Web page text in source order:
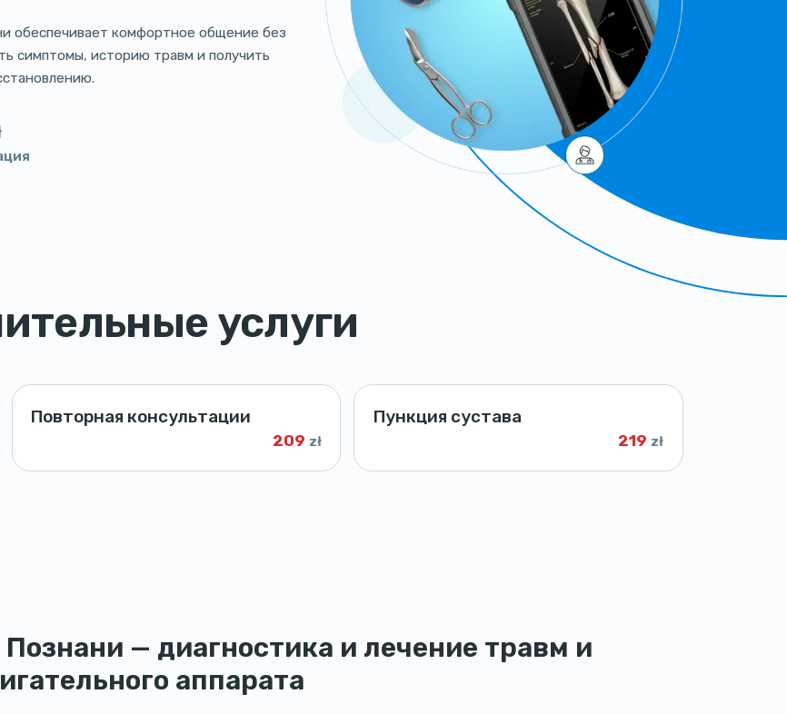
обеспечивает комфортное общение без
симптомы, историю травм и получить
услуги
Повторная консультации
209 zł
Пункция сустава
219 zł
— диагностика и лечение травм и
аппарата